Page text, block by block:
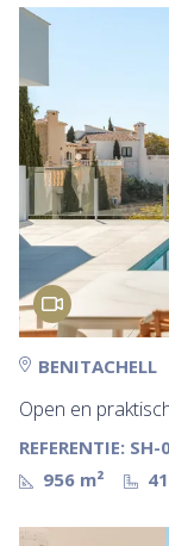
BENITACHELL
Open en
REFERENTIE:
956 m²